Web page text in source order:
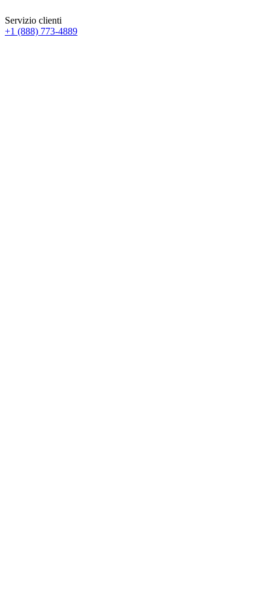
Servizio clienti
+1 (888) 773-4889